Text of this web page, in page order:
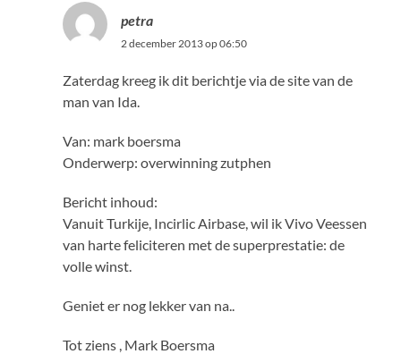
petra
2 december 2013 op 06:50
Zaterdag kreeg ik dit berichtje via de site van de
man van Ida.
Van: mark boersma
Onderwerp: overwinning zutphen
Bericht inhoud:
Vanuit Turkije, Incirlic Airbase, wil ik Vivo Veessen
van harte feliciteren met de superprestatie: de
volle winst.
Geniet er nog lekker van na..
Tot ziens , Mark Boersma